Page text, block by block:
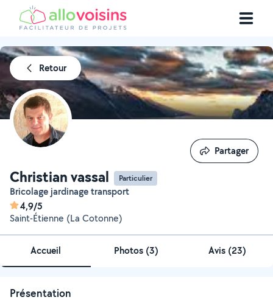
Retour
Christian vassal Particulier
Bricolage jardinage transport
4,9/5
Saint-Étienne (La Cotonne)
Partager
Partager
Accueil Photos (3) Avis (23)
Présentation